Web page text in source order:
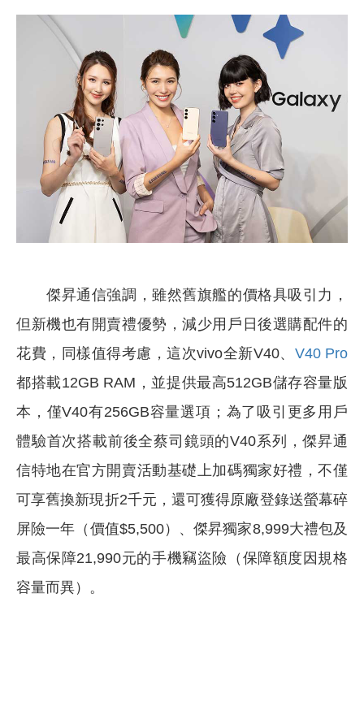
傑昇通信強調，雖然舊旗艦的價格具吸引力，
但新機也有開賣禮優勢，減少用戶日後選購配件的
花費，同樣值得考慮，這次vivo全新V40、 V40 Pro
都搭載12GB RAM，並提供最高512GB儲存容量版
本，僅V40有256GB容量選項；為了吸引更多用戶
體驗首次搭載前後全蔡司鏡頭的V40系列，傑昇通
信特地在官方開賣活動基礎上加碼獨家好禮，不僅
可享舊換新現折2千元，還可獲得原廠登錄送螢幕碎
屏險一年（價值$5,500）、傑昇獨家8,999大禮包及
最高保障21,990元的手機竊盜險（保障額度因規格
容量而異）。